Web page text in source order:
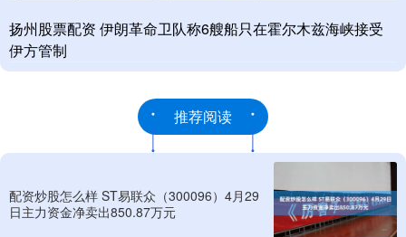
扬州股票配资 伊朗革命卫队称6艘船只在霍尔木兹海峡接受
伊方管制
推荐阅读
配资炒股怎么样 ST易联众（300096）4月29
日主力资金净卖出850.87万元